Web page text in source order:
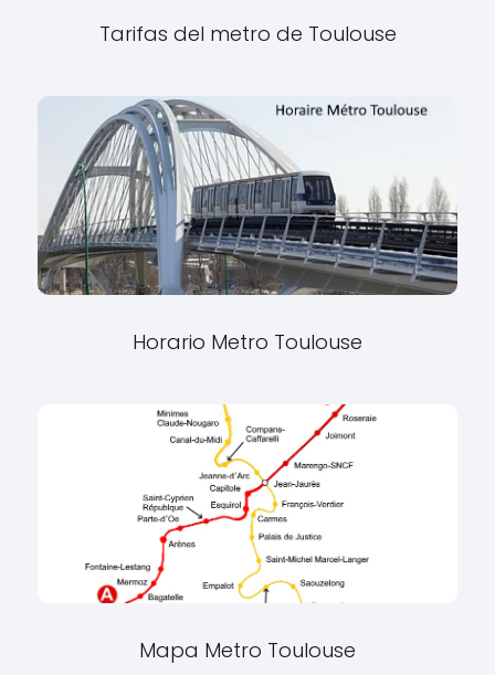
Tarifas del metro de Toulouse
Horario Metro Toulouse
Mapa Metro Toulouse